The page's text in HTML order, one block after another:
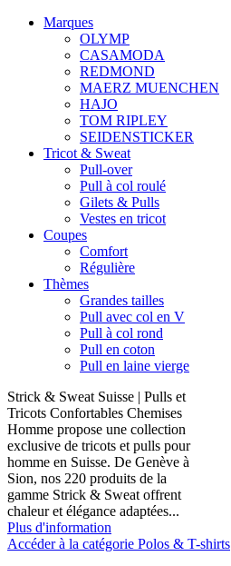
Marques
OLYMP
CASAMODA
REDMOND
MAERZ MUENCHEN
HAJO
TOM RIPLEY
SEIDENSTICKER
Tricot & Sweat
Pull-over
Pull à col roulé
Gilets & Pulls
Vestes en tricot
Coupes
Comfort
Régulière
Thèmes
Grandes tailles
Pull avec col en V
Pull à col rond
Pull en coton
Pull en laine vierge
Strick & Sweat Suisse | Pulls et
Tricots Confortables Chemises
Homme propose une collection
exclusive de tricots et pulls pour
homme en Suisse. De Genève à
Sion, nos 220 produits de la
gamme Strick & Sweat offrent
chaleur et élégance adaptées...
Plus d'information
Accéder à la catégorie Polos & T-shirts